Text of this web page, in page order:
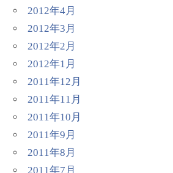
2012年4月
2012年3月
2012年2月
2012年1月
2011年12月
2011年11月
2011年10月
2011年9月
2011年8月
2011年7月